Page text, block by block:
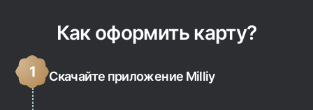
Как оформить карту?
1 Скачайте приложение Milliy